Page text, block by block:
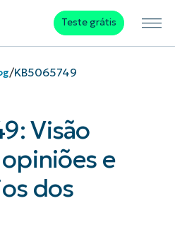
Teste grátis
/KB5065749
Visão
e
dos